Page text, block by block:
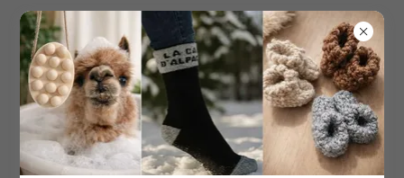
Account sign in